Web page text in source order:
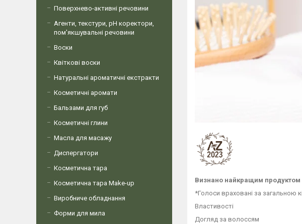
Визнано найкращим продуктом
*Голоси враховані за загальною
Властивості
Догляд за волоссям
Поверхнево-активні речовини
Агенти, текстури, рН коректори,
пом'якшувальні речовини
Воски
Квіткові воски
Натуральні ароматичні екстракти
Косметичні аромати
Бальзами для губ
Косметичні глини
Масла для масажу
Диспергатори
Косметична тара
Косметична тара Make-up
Виробниче обладнання
Форми для мила